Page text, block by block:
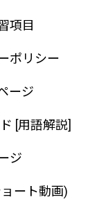
項目
ポリシー
ージ
[用語解説]
ジ
ート動画)